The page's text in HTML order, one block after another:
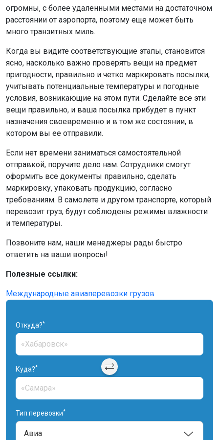
огромны, с более удаленными местами на достаточном
расстоянии от аэропорта, поэтому еще может быть
много транзитных миль.
Когда вы видите соответствующие этапы, становится
ясно, насколько важно проверять вещи на предмет
пригодности, правильно и четко маркировать посылки,
учитывать потенциальные температуры и погодные
условия, возникающие на этом пути. Сделайте все эти
вещи правильно, и ваша посылка прибудет в пункт
назначения своевременно и в том же состоянии, в
котором вы ее отправили.
Если нет времени заниматься самостоятельной
отправкой, поручите дело нам. Сотрудники смогут
оформить все документы правильно, сделать
маркировку, упаковать продукцию, согласно
требованиям. В самолете и другом транспорте, который
перевозит груз, будут соблюдены режимы влажности
и температуры.
Позвоните нам, наши менеджеры рады быстро
ответить на ваши вопросы!
Полезные ссылки:
Международные авиаперевозки грузов
Откуда?*
Куда?*
Тип перевозки*